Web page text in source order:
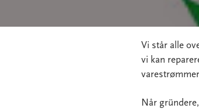
Vi står alle
vi kan
Når